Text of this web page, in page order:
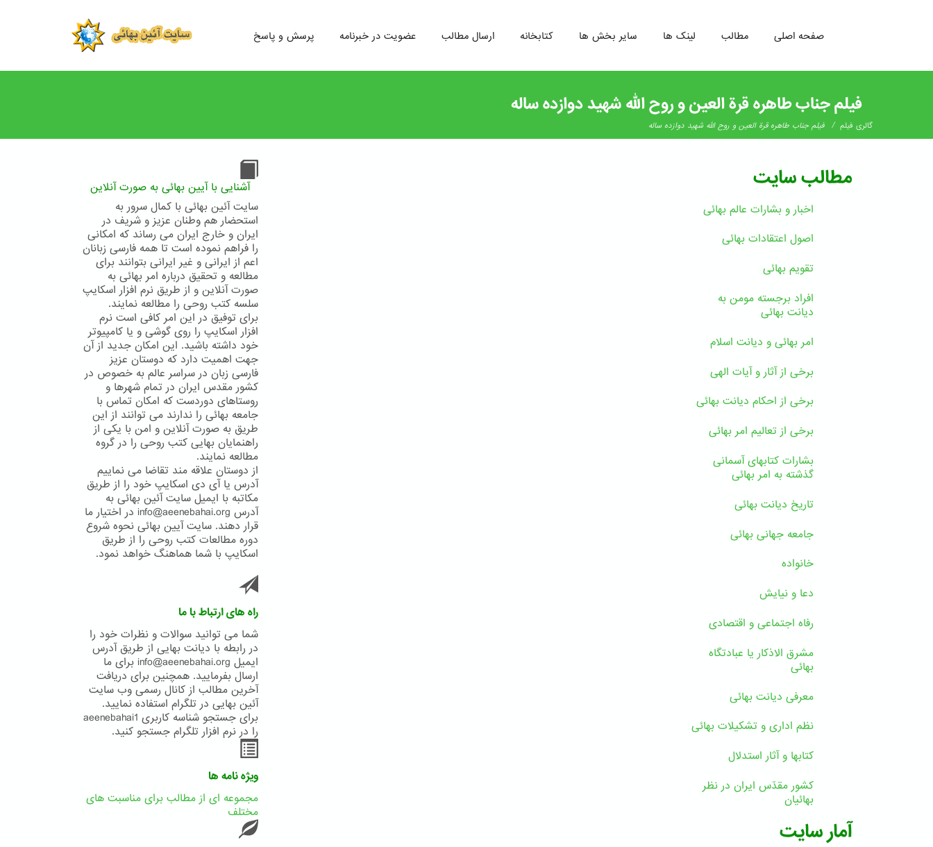
رفتن
پرسش و پاسخ عضویت در خبرنامه ارسال مطالب کتابخانه سایر بخش ها لینک ها مطالب صفحه اصلی
فیلم جناب طاهره قرة العین و روح الله شهید دوازده ساله
گالری فیلم / فیلم جناب طاهره قرة العین و روح الله شهید دوازده ساله
آشنایی با آیین بهائی به صورت آنلاین
سایت آئین بهائی با کمال سرور به
استحضار هم وطنان عزیز و شریف در
ایران و خارج ایران می رساند که امکانی
را فراهم نموده است تا همه فارسی زبانان
اعم از ایرانی و غیر ایرانی بتوانند برای
مطالعه و تحقیق درباره امر بهائی به
صورت آنلاین و از طریق نرم افزار اسکایپ
سلسه کتب روحی را مطالعه نمایند.
برای توفیق در این امر کافی است نرم
افزار اسکایپ را روی گوشی و یا کامپیوتر
خود داشته باشید. این امکان جدید از آن
جهت اهمیت دارد که دوستان عزیز
فارسی زبان در سراسر عالم به خصوص در
کشور مقدس ایران در تمام شهرها و
روستاهای دوردست که امکان تماس با
جامعه بهائی را ندارند می توانند از این
طریق به صورت آنلاین و امن با یکی از
راهنمایان بهایی کتب روحی را در گروه
مطالعه نمایند.
از دوستان علاقه مند تقاضا می نماییم
آدرس یا آی دی اسکایپ خود را از طریق
مکاتبه با ایمیل سایت آئین بهائی به
آدرس info@aeenebahai.org در اختیار ما
قرار دهند. سایت آیین بهائی نحوه شروع
دوره مطالعات کتب روحی را از طریق
اسکایپ با شما هماهنگ خواهد نمود.
راه های ارتباط با ما
شما می توانید سوالات و نظرات خود را
در رابطه با دیانت بهایی از طریق آدرس
ایمیل info@aeenebahai.org برای ما
ارسال بفرمایید. همچنین برای دریافت
آخرین مطالب از کانال رسمی وب سایت
آئین بهایی در تلگرام استفاده نمایید.
برای جستجو شناسه کاربری aeenebahai1
را در نرم افزار تلگرام جستجو کنید.
ویژه نامه ها
مجموعه ای از مطالب برای مناسبت های
مختلف
مطالب سایت
اخبار و بشارات عالم بهائى
اصول اعتقادات بهائی
تقویم بهائی
افراد برجسته مومن به
دیانت بهائی
امر بهائی و دیانت اسلام
برخی از آثار و آیات الهی
برخی از احکام دیانت بهائی
برخی از تعالیم امر بهائی
بشارات کتابهای آسمانی
گذشته به امر بهائی
تاریخ دیانت بهائی
جامعه جهانی بهائی
خانواده
دعا و نیایش
رفاه اجتماعی و اقتصادی
مشرق الاذکار یا عبادتگاه
بهائی
معرفی دیانت بهائی
نظم اداری و تشکیلات بهائی
کتابها و آثار استدلال
کشور مقدّس ایران در نظر
بهائیان
آمار سایت